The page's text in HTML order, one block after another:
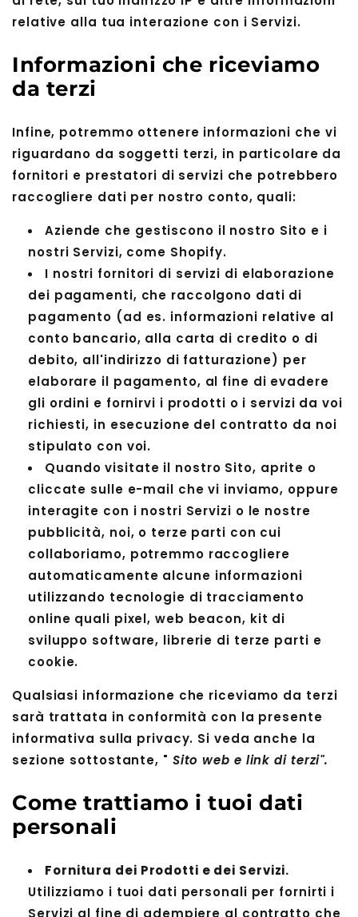
relative alla tua interazione con i Servizi.
Informazioni che riceviamo
da terzi
Infine, potremmo ottenere informazioni che vi
riguardano da soggetti terzi, in particolare da
fornitori e prestatori di servizi che potrebbero
raccogliere dati per nostro conto, quali:
Aziende che gestiscono il nostro Sito e i
nostri Servizi, come Shopify.
I nostri fornitori di servizi di elaborazione
dei pagamenti, che raccolgono dati di
pagamento (ad es. informazioni relative al
conto bancario, alla carta di credito o di
debito, all'indirizzo di fatturazione) per
elaborare il pagamento, al fine di evadere
gli ordini e fornirvi i prodotti o i servizi da voi
richiesti, in esecuzione del contratto da noi
stipulato con voi.
Quando visitate il nostro Sito, aprite o
cliccate sulle e-mail che vi inviamo, oppure
interagite con i nostri Servizi o le nostre
pubblicità, noi, o terze parti con cui
collaboriamo, potremmo raccogliere
automaticamente alcune informazioni
utilizzando tecnologie di tracciamento
online quali pixel, web beacon, kit di
sviluppo software, librerie di terze parti e
cookie.
Qualsiasi informazione che riceviamo da terzi
sarà trattata in conformità con la presente
informativa sulla privacy. Si veda anche la
sezione sottostante, " Sito web e link di terzi".
Come trattiamo i tuoi dati
personali
Fornitura dei Prodotti e dei Servizi.
Utilizziamo i tuoi dati personali per fornirti i
Servizi al fine di adempiere al contratto che